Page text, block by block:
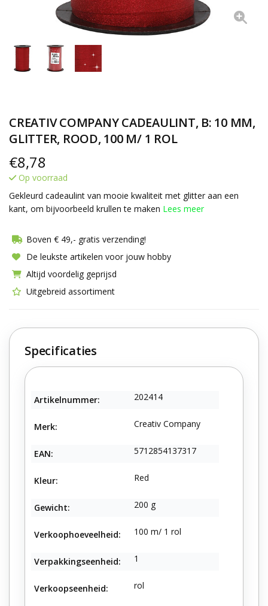
CREATIV COMPANY CADEAULINT, B: 10 MM,
GLITTER, ROOD, 100 M/ 1 ROL
€8,78
Op voorraad
Gekleurd cadeaulint van mooie kwaliteit met glitter aan een
kant, om bijvoorbeeld krullen te maken Lees meer
Boven € 49,- gratis verzending!
De leukste artikelen voor jouw hobby
Altijd voordelig geprijsd
Uitgebreid assortiment
Specificaties
Artikelnummer: 202414
Merk: Creativ Company
EAN: 5712854137317
Kleur: Red
Gewicht: 200 g
Verkoophoeveelheid: 100 m/ 1 rol
Verpakkingseenheid: 1
Verkoopseenheid: rol